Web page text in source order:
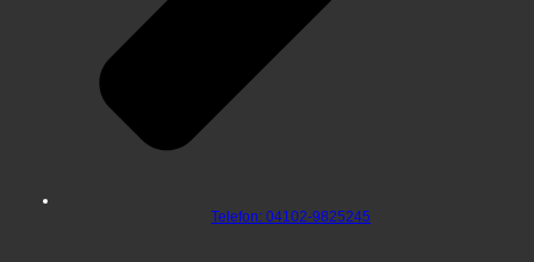
Telefon: 04102-9825245